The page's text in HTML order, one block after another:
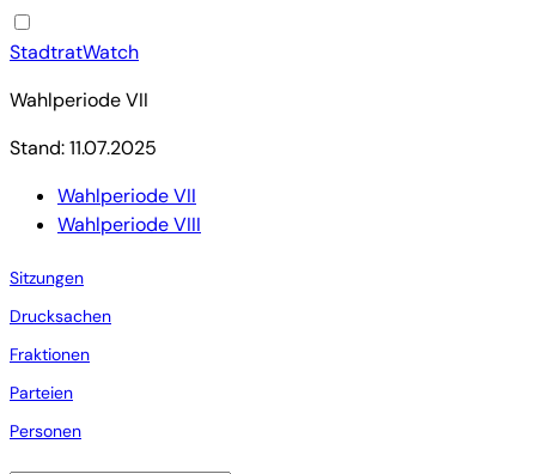
StadtratWatch
Wahlperiode VII
Stand: 11.07.2025
Wahlperiode VII
Wahlperiode VIII
Sitzungen
Drucksachen
Fraktionen
Parteien
Personen